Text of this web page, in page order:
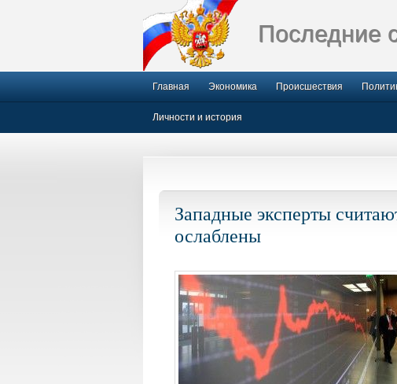
Последние
Главная Экономика Происшествия
Личности и история
Западные эксперты
ослаблены